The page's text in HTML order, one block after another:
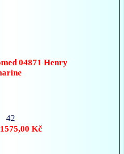
04871 Henry
42
1575,00 Kč